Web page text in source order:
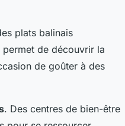
plats balinais
de découvrir la
de goûter à des
. Des centres de bien-être